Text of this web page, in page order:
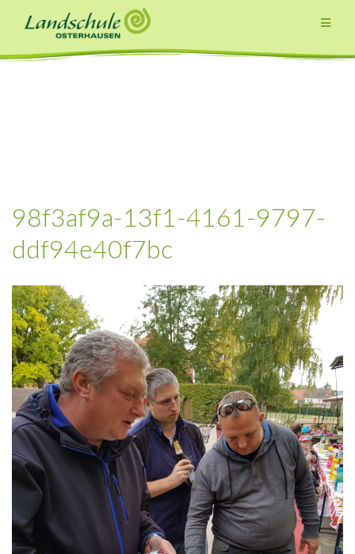
Inhalt
98f3af9a-13f1-4161-9797-
ddf94e40f7bc